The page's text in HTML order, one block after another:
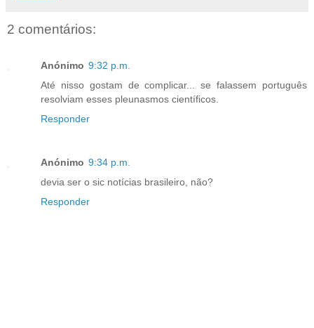
2 comentários:
Anónimo 9:32 p.m.
Até nisso gostam de complicar... se falassem português
resolviam esses pleunasmos científicos.
Responder
Anónimo 9:34 p.m.
devia ser o sic notícias brasileiro, não?
Responder